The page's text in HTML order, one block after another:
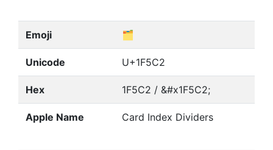
Emoji 🗂
Unicode U+1F5C2
Hex 1F5C2 / &#x1F5C2;
Apple Name Card Index Dividers